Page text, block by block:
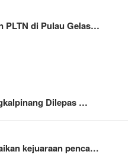
PLTN di Pulau Gelas…
Dilepas …
kejuaraan penca…